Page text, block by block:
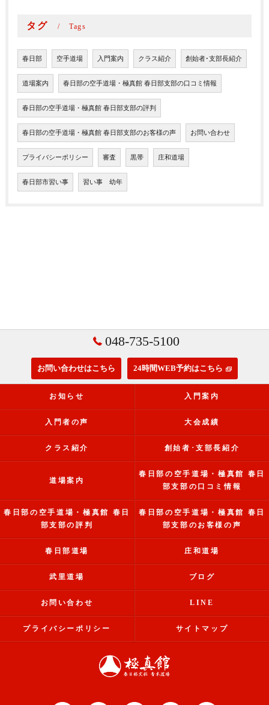
タグ Tags
春日部 空手道場 入門案内 クラス紹介 創始者･支部長紹介
道場案内 春日部の空手道場・極真館 春日部支部の口コミ情報
春日部の空手道場・極真館 春日部支部の評判
春日部の空手道場・極真館 春日部支部のお客様の声 お問い合わせ
プライバシーポリシー 審査 黒帯 庄和道場
春日部市習い事 習い事 幼年
048-735-5100
お問い合わせはこちら 24時間WEB予約はこちら
お知らせ 入門案内
入門者の声 大会成績
クラス紹介 創始者･支部長紹介
道場案内
春日部の空手道場・極真館 春日
部支部の口コミ情報
春日部の空手道場・極真館 春日
部支部の評判
春日部の空手道場・極真館 春日
部支部のお客様の声
春日部道場 庄和道場
武里道場 ブログ
お問い合わせ LINE
プライバシーポリシー サイトマップ